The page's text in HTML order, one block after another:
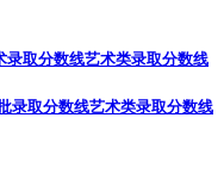
录取分数线艺术类录取分数线
录取分数线艺术类录取分数线